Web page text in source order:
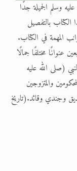
وسلم الجميلة جدًا
الكتاب بالتفصيل
المهمة في الكتاب.
مختلفًا جمالًا
(صلى الله عليه
والمتزوجين
وجندي وقائد.(تاريخ